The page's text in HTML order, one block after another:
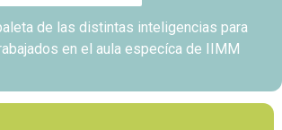
de las distintas inteligencias para
en el aula especíca de IIMM